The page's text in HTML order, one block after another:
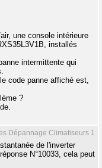
une console intérieure
installés
intermittente qui
code panne affiché est,
?
Dépannage Climatiseurs 1
de l'inverter
N°10033, cela peut